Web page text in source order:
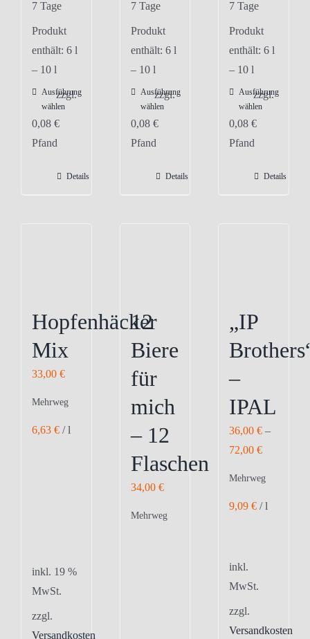
7 Tage
Produkt
enthält: 6 l
– 10 l
Ausführung
wählen
Dieses
Produkt
Varianten
gewählt
werden
zzgl.
0,08 €
Pfand
Details
7 Tage
Produkt
enthält: 6 l
– 10 l
Ausführung
wählen
Dieses
Produkt
Varianten
gewählt
werden
zzgl.
0,08 €
Pfand
Details
7 Tage
Produkt
enthält: 6l
– 10l
Ausführung
wählen
Dieses
Produkt
Varianten
gewählt
werden
zzgl.
0,08€
Pfand
Details
Hopfenhäcker
Mix
33,00 €
Mehrweg
6,63 € /l
inkl. 19 %
MwSt.
zzgl.
Versandkosten
12
Biere
für
mich
– 12
Flaschen
34,00 €
Mehrweg
„IP
–
IPAL
36,00€ –
72,00€
Mehrweg
9,09€ /l
inkl.
MwSt.
zzgl.
Versandkosten